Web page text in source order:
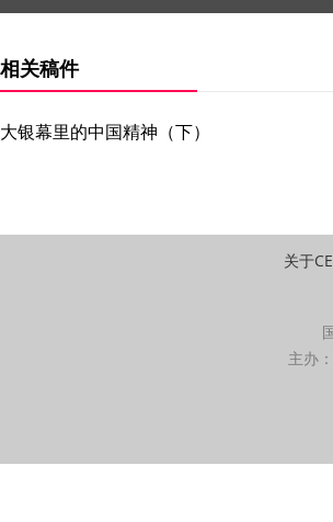
相关稿件
大银幕里的中国精神（下）
关于
主办